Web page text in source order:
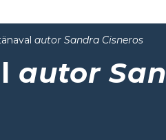
autor Sandra Cisneros
autor